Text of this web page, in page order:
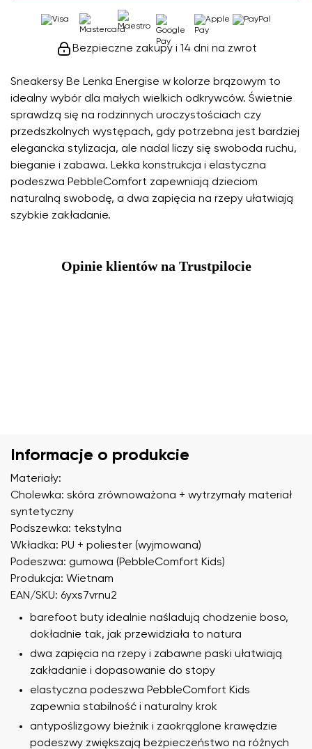
Sneakersy Be Lenka Energise w kolorze brązowym to
idealny wybór dla małych wielkich odkrywców. Świetnie
sprawdzą się na rodzinnych uroczystościach czy
przedszkolnych występach, gdy potrzebna jest bardziej
elegancka stylizacja, ale nadal liczy się swoboda ruchu,
bieganie i zabawa. Lekka konstrukcja i elastyczna
podeszwa PebbleComfort zapewniają dzieciom
naturalną swobodę, a dwa zapięcia na rzepy ułatwiają
szybkie zakładanie.
Bezpieczne zakupy i 14 dni na zwrot
Opinie klientów na Trustpilocie
Informacje o produkcie
Materiały:
Cholewka: skóra zrównoważona + wytrzymały materiał
syntetyczny
Podszewka: tekstylna
Wkładka: PU + poliester (wyjmowana)
Podeszwa: gumowa (PebbleComfort Kids)
Produkcja: Wietnam
EAN/SKU: 6yxs7vrnu2
barefoot buty idealnie naśladują chodzenie boso,
dokładnie tak, jak przewidziała to natura
dwa zapięcia na rzepy i zabawne paski ułatwiają
zakładanie i dopasowanie do stopy
elastyczna podeszwa PebbleComfort Kids
zapewnia stabilność i naturalny krok
antypoślizgowy bieżnik i zaokrąglone krawędzie
podeszwy zwiększają bezpieczeństwo na różnych